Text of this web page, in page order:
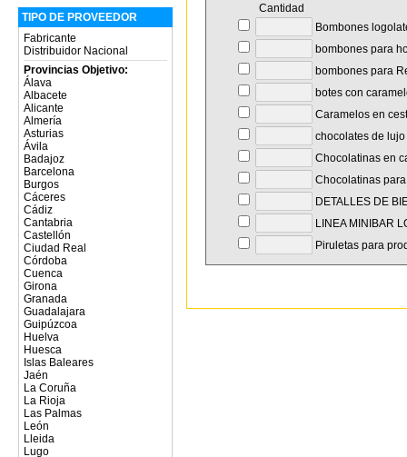
TIPO DE PROVEEDOR
Fabricante
Distribuidor Nacional
Provincias Objetivo:
Álava
Albacete
Alicante
Almería
Asturias
Ávila
Badajoz
Barcelona
Burgos
Cáceres
Cádiz
Cantabria
Castellón
Ciudad Real
Córdoba
Cuenca
Girona
Granada
Guadalajara
Guipúzcoa
Huelva
Huesca
Islas Baleares
Jaén
La Coruña
La Rioja
Las Palmas
León
Lleida
Lugo
Cantidad
Bombones
bombones para
bombones para
botes con
Caramelos en
chocolates de
Chocolatinas en
Chocolatinas
DETALLES DE
LINEA MINIBAR
Piruletas para